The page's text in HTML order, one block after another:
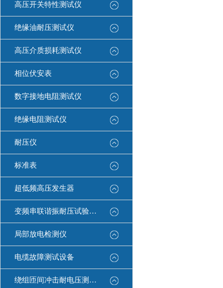
高压开关特性测试仪
绝缘油耐压测试仪
高压介质损耗测试仪
相位伏安表
数字接地电阻测试仪
绝缘电阻测试仪
耐压仪
标准表
超低频高压发生器
变频串联谐振耐压试验装置
局部放电检测仪
电缆故障测试设备
绕组匝间冲击耐电压测试仪